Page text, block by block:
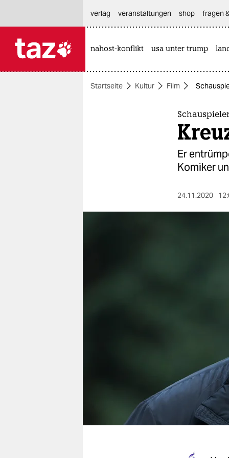
themen
unterstützen
verlag
veranstaltungen shop fragen
nahost-konflikt usa unter trump
Startseite Kultur Film
Er
Komiker
24.11.2020